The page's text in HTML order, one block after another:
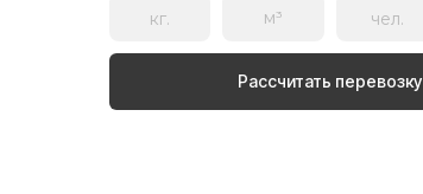
Рассчитать перевозку